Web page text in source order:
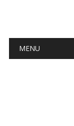
Main
MENU